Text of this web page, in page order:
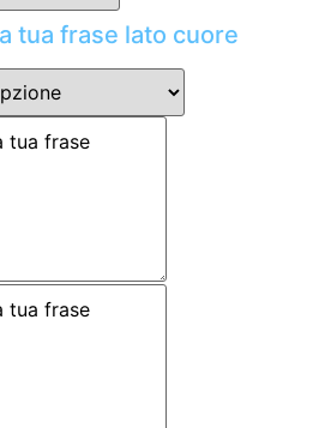
tua frase lato cuore